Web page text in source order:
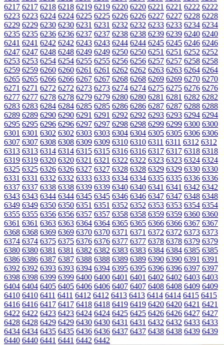
6217 6217 6218 6218 6219 6219 6220 6220 6221 6221 6222 6222
6223 6223 6224 6224 6225 6225 6226 6226 6227 6227 6228 6228
6229 6229 6230 6230 6231 6231 6232 6232 6233 6233 6234 6234
6235 6235 6236 6236 6237 6237 6238 6238 6239 6239 6240 6240
6241 6241 6242 6242 6243 6243 6244 6244 6245 6245 6246 6246
6247 6247 6248 6248 6249 6249 6250 6250 6251 6251 6252 6252
6253 6253 6254 6254 6255 6255 6256 6256 6257 6257 6258 6258
6259 6259 6260 6260 6261 6261 6262 6262 6263 6263 6264 6264
6265 6265 6266 6266 6267 6267 6268 6268 6269 6269 6270 6270
6271 6271 6272 6272 6273 6273 6274 6274 6275 6275 6276 6276
6277 6277 6278 6278 6279 6279 6280 6280 6281 6281 6282 6282
6283 6283 6284 6284 6285 6285 6286 6286 6287 6287 6288 6288
6289 6289 6290 6290 6291 6291 6292 6292 6293 6293 6294 6294
6295 6295 6296 6296 6297 6297 6298 6298 6299 6299 6300 6300
6301 6301 6302 6302 6303 6303 6304 6304 6305 6305 6306 6306
6307 6307 6308 6308 6309 6309 6310 6310 6311 6311 6312 6312
6313 6313 6314 6314 6315 6315 6316 6316 6317 6317 6318 6318
6319 6319 6320 6320 6321 6321 6322 6322 6323 6323 6324 6324
6325 6325 6326 6326 6327 6327 6328 6328 6329 6329 6330 6330
6331 6331 6332 6332 6333 6333 6334 6334 6335 6335 6336 6336
6337 6337 6338 6338 6339 6339 6340 6340 6341 6341 6342 6342
6343 6343 6344 6344 6345 6345 6346 6346 6347 6347 6348 6348
6349 6349 6350 6350 6351 6351 6352 6352 6353 6353 6354 6354
6355 6355 6356 6356 6357 6357 6358 6358 6359 6359 6360 6360
6361 6361 6363 6363 6364 6364 6365 6365 6366 6366 6367 6367
6368 6368 6369 6369 6370 6370 6371 6371 6372 6372 6373 6373
6374 6374 6375 6375 6376 6376 6377 6377 6378 6378 6379 6379
6380 6380 6381 6381 6382 6382 6383 6383 6384 6384 6385 6385
6386 6386 6387 6387 6388 6388 6389 6389 6390 6390 6391 6391
6392 6392 6393 6393 6394 6394 6395 6395 6396 6396 6397 6397
6398 6398 6399 6399 6400 6400 6401 6401 6402 6402 6403 6403
6404 6404 6405 6405 6406 6406 6407 6407 6408 6408 6409 6409
6410 6410 6411 6411 6412 6412 6413 6413 6414 6414 6415 6415
6416 6416 6417 6417 6418 6418 6419 6419 6420 6420 6421 6421
6422 6422 6423 6423 6424 6424 6425 6425 6426 6426 6427 6427
6428 6428 6429 6429 6430 6430 6431 6431 6432 6432 6433 6433
6434 6434 6435 6435 6436 6436 6437 6437 6438 6438 6439 6439
6440 6440 6441 6441 6442 6442